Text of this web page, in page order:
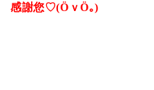
感謝您♡(ӦｖӦ｡)